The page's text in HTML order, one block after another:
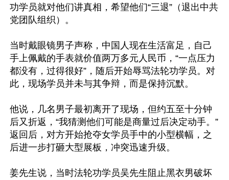
功学员就对他们讲真相，希望他们“三退”（退出中共
党团队组织）。
当时戴眼镜男子声称，中国人现在生活富足，自己
手上佩戴的手表就价值两万多元人民币，“一点压力
都没有，过得很好”，随后开始辱骂法轮功学员。对
此，现场学员并未与其争辩，而是保持沉默。
他说，几名男子最初离开了现场，但约五至十分钟
后又折返，“我猜测他们可能是商量过后决定动手。”
返回后，对方开始抢夺女学员手中的小型横幅，之
后进一步打砸大型展板，冲突迅速升级。
姜先生说，当时法轮功学员吴先生阻止黑衣男破坏